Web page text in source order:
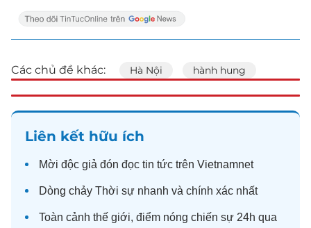
Các chủ đề khác: Hà Nội hành hung
Liên kết hữu ích
Mời độc giả đón đọc tin tức trên Vietnamnet
Dòng chảy Thời sự nhanh và chính xác nhất
Toàn cảnh thế giới, điểm nóng chiến sự 24h qua